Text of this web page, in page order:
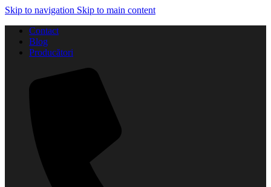
Skip to navigation Skip to main content
Contact
Blog
Producători